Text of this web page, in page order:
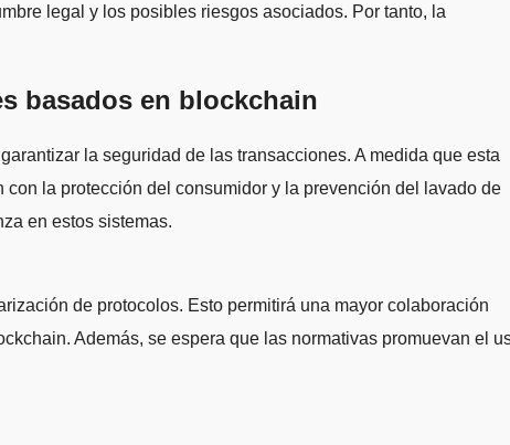
legal y los posibles riesgos asociados. Por tanto, la
basados en blockchain
la seguridad de las transacciones. A medida que esta
la protección del consumidor y la prevención del lavado de
en estos sistemas.
de protocolos. Esto permitirá una mayor colaboración
Además, se espera que las normativas promuevan el